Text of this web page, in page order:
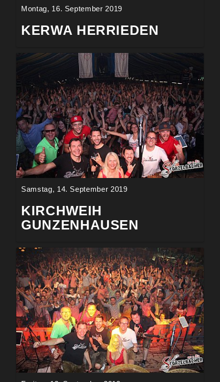
Montag, 16. September 2019
KERWA HERRIEDEN
Samstag, 14. September 2019
KIRCHWEIH
GUNZENHAUSEN